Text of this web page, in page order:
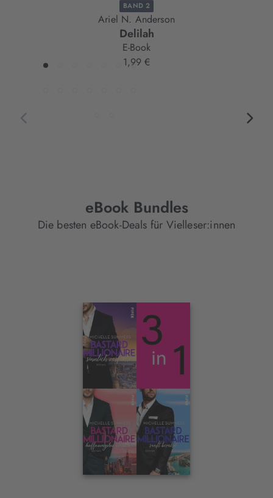
BAND 2
Ariel N. Anderson
Delilah
E-Book
1,99 €
eBook Bundles
Die besten eBook-Deals für Vielleser:innen
Interaktives